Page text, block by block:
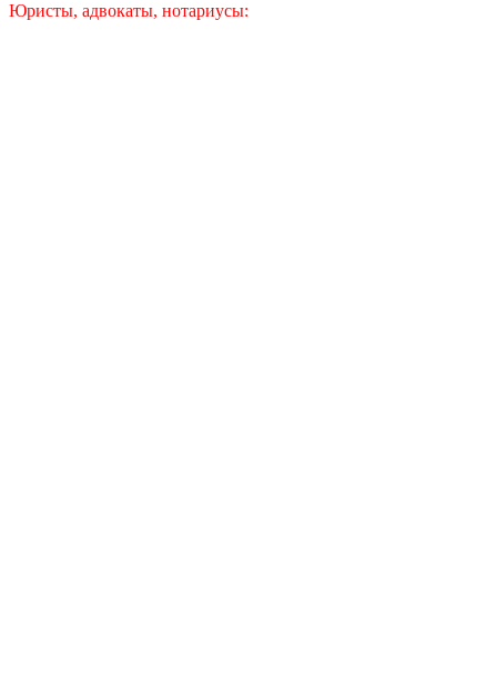
Юристы, адвокаты, нотариусы: